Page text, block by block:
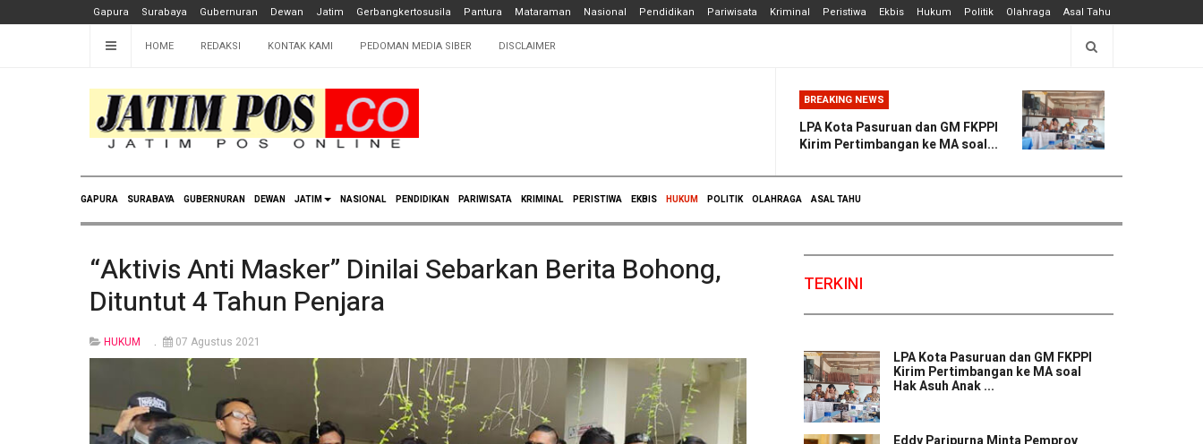
Gapura Surabaya Gubernuran Dewan Jatim Gerbangkertosusila Pantura Mataraman Nasional Pendidikan Pariwisata Kriminal Peristiwa Ekbis Hukum Politik Olahraga Asal Tahu
HOME REDAKSI KONTAK KAMI PEDOMAN MEDIA SIBER DISCLAIMER
BREAKING NEWS
LPA Kota Pasuruan dan GM FKPPI
Kirim Pertimbangan ke MA soal...
GAPURA SURABAYA GUBERNURAN DEWAN JATIM NASIONAL PENDIDIKAN PARIWISATA KRIMINAL PERISTIWA EKBIS HUKUM POLITIK OLAHRAGA ASAL TAHU
“Aktivis Anti Masker” Dinilai Sebarkan Berita Bohong,
Dituntut 4 Tahun Penjara
HUKUM 07 Agustus 2021
TERKINI
LPA Kota Pasuruan dan GM FKPPI
Kirim Pertimbangan ke MA soal
Hak Asuh Anak ...